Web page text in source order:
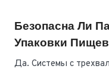
Безопасна Ли
Упаковки
Да. Системы с